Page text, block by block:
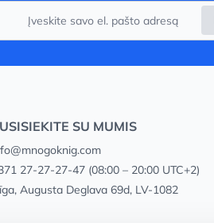
SU MUMIS
27-27-27-47(08:00 – 20:00 UTC+2)
Augusta Deglava 69d, LV-1082